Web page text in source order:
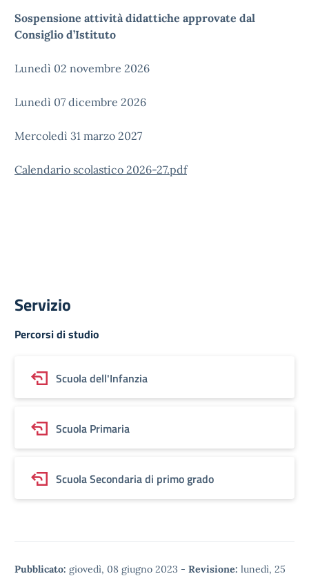
Sospensione attività didattiche approvate dal
Consiglio d’Istituto
Lunedì 02 novembre 2026
Lunedì 07 dicembre 2026
Mercoledì 31 marzo 2027
Calendario scolastico 2026-27.pdf
Servizio
Percorsi di studio
Scuola dell'Infanzia
Scuola Primaria
Scuola Secondaria di primo grado
Pubblicato: giovedì, 08 giugno 2023 - Revisione: lunedì, 25